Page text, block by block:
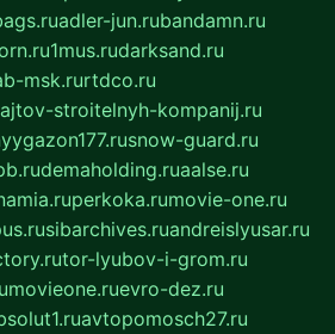
adler-jun.rubandamn.ru
1mus.rudarksand.ru
msk.rurtdco.ru
stroitelnyh-kompanij.ru
snow-guard.ru
demaholding.ruaalse.ru
perkoka.rumovie-one.ru
sibarchives.ruandreislyusar.ru
tor-lyubov-i-grom.ru
movieone.ruevro-dez.ru
avtopomosch27.ru